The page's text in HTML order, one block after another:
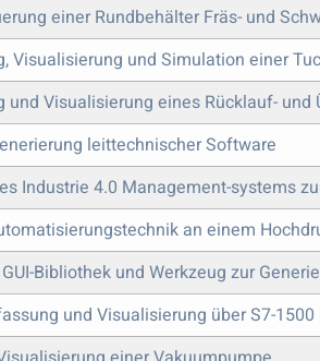
einer Rundbehälter Fräs- und
Visualisierung und Simulation einer
und Visualisierung eines Rücklauf-
leittechnischer Software
Industrie 4.0 Management-systems
an einem
Bibliothek und Werkzeug zur
und Visualisierung über S7-